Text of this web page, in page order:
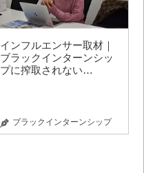
インフルエンサー取材｜
ブラックインターンシッ
プに搾取されない…
ブラックインターンシップ